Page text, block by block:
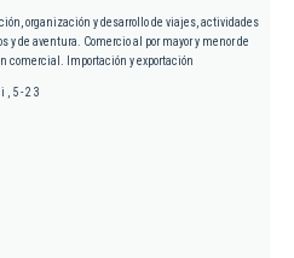
organización y desarrollo de viajes, actividades
y de aventura. Comercio al por mayor y menor de
comercial. Importación y exportación
, 5 - 2 3